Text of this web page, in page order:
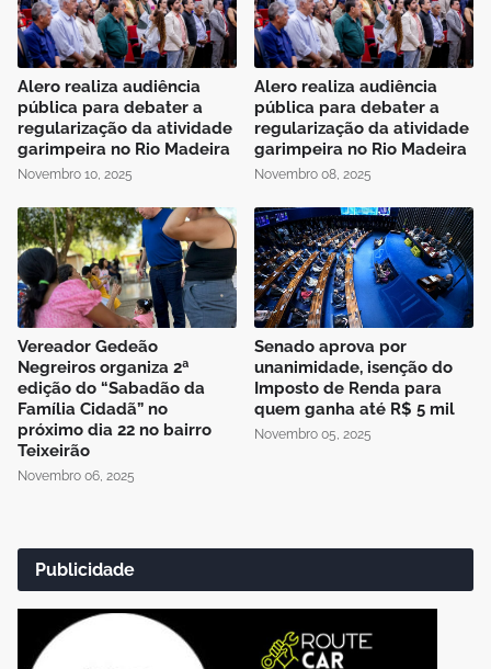
Alero realiza audiência
pública para debater a
regularização da atividade
garimpeira no Rio Madeira
Novembro 10, 2025
Alero realiza audiência
pública para debater a
regularização da atividade
garimpeira no Rio Madeira
Novembro 08, 2025
Vereador Gedeão
Negreiros organiza 2ª
edição do “Sabadão da
Família Cidadã” no
próximo dia 22 no bairro
Teixeirão
Novembro 06, 2025
Senado aprova por
unanimidade, isenção do
Imposto de Renda para
quem ganha até R$ 5 mil
Novembro 05, 2025
Publicidade